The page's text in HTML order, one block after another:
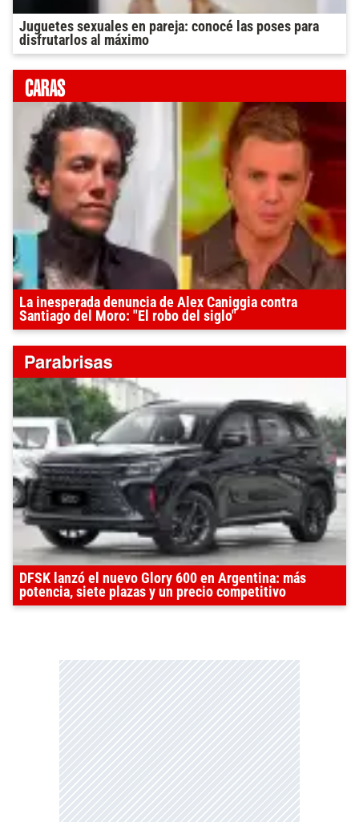
Juguetes sexuales en pareja: conocé las poses para
disfrutarlos al máximo
La inesperada denuncia de Alex Caniggia contra
Santiago del Moro: "El robo del siglo"
DFSK lanzó el nuevo Glory 600 en Argentina: más
potencia, siete plazas y un precio competitivo